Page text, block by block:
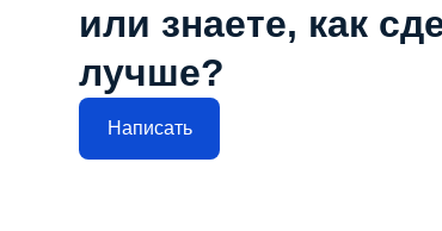
или знаете, как
лучше?
Написать